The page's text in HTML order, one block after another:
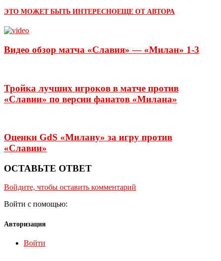
ЭТО МОЖЕТ БЫТЬ ИНТЕРЕСНОЕЩЕ ОТ АВТОРА
Видео обзор матча «Славия» — «Милан» 1-3
Тройка лучших игроков в матче против
«Славии» по версии фанатов «Милана»
Оценки GdS «Милану» за игру против
«Славии»
ОСТАВЬТЕ ОТВЕТ
Войдите, чтобы оставить комментарий
Войти с помощью:
Авторизация
Войти